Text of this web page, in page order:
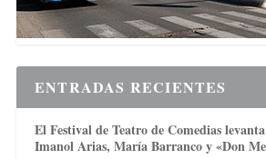
ENTRADAS RECIENTES
El Festival de Teatro de Comedias
Imanol Arias, María Barranco y «Don